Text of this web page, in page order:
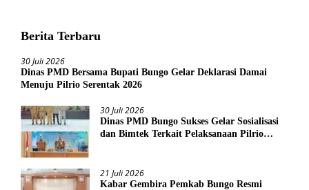
Berita Terbaru
30 Juli 2026
Dinas PMD Bersama Bupati Bungo Gelar Deklarasi Damai
Menuju Pilrio Serentak 2026
30 Juli 2026
Dinas PMD Bungo Sukses Gelar Sosialisasi
dan Bimtek Terkait Pelaksanaan Pilrio
21 Juli 2026
Kabar Gembira Pemkab Bungo Resmi